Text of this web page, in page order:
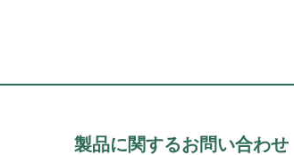
製品に関するお問い合わせ